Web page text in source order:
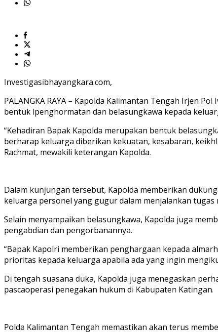
Investigasibhayangkara.com,
PALANGKA RAYA – Kapolda Kalimantan Tengah Irjen
bentuk lpenghormatan dan belasungkawa kepada
“Kehadiran Bapak Kapolda merupakan bentuk
berharap keluarga diberikan kekuatan, kesabaran,
Rachmat, mewakili keterangan Kapolda.
Dalam kunjungan tersebut, Kapolda memberikan
keluarga personel yang gugur dalam menjalankan tugas
Selain menyampaikan belasungkawa, Kapolda juga
pengabdian dan pengorbanannya.
“Bapak Kapolri memberikan penghargaan kepada
prioritas kepada keluarga apabila ada yang ingin
Di tengah suasana duka, Kapolda juga menegaskan
pascaoperasi penegakan hukum di Kabupaten Katingan.
Polda Kalimantan Tengah memastikan akan terus